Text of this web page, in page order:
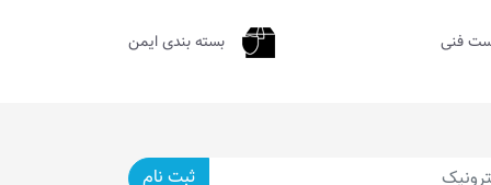
فنی بسته بندی ایمن
ثبت نام